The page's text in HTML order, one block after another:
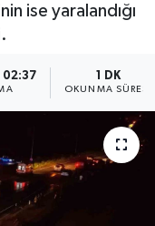
ise yaralandığı
1 DK
OKUNMA SÜRESI